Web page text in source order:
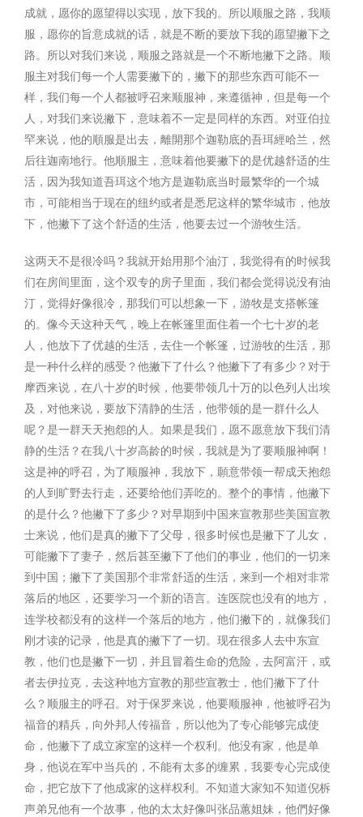
成就，愿你的愿望得以实现，放下我的。所以顺服之路，我顺
服，愿你的旨意成就的话，就是不断的要放下我的愿望撇下之
路。所以对我们来说，顺服之路就是一个不断地撇下之路。顺
服主对我们每一个人需要撇下的，撇下的那些东西可能不一
样，我们每一个人都被呼召来顺服神，来遵循神，但是每一个
人，对我们来说撇下，意味着不一定是同样的东西。对亚伯拉
罕来说，他的順服是出去，離開那个迦勒底的吾珥經哈兰，然
后往迦南地行。他順服主，意味着他要撇下的是优越舒适的生
活，因为我知道吾珥这个地方是迦勒底当时最繁华的一个城
市，可能相当于现在的纽约或者是悉尼这样的繁华城市，他放
下，他撇下了这个舒适的生活，他要去过一个游牧生活。
这两天不是很冷吗？我就开始用那个油汀，我觉得有的时候我
们在房间里面，这个双专的房子里面，我们都会觉得说没有油
汀，觉得好像很冷，那我们可以想象一下，游牧是支搭帐篷
的。像今天这种天气，晚上在帐篷里面住着一个七十岁的老
人，他放下了优越的生活，去住一个帐篷，过游牧的生活，那
是一种什么样的感受？他撇下了什么？他撇下了有多少？对于
摩西来说，在八十岁的时候，他要带领几十万的以色列人出埃
及，对他来说，要放下清静的生活，他带领的是一群什么人
呢？是一群天天抱怨的人。如果是我们，愿不愿意放下我们清
静的生活？在我八十岁高龄的时候，我就是为了要顺服神啊！
这是神的呼召，为了顺服神，我放下，願意带领一帮成天抱怨
的人到旷野去行走，还要给他们弄吃的。整个的事情，他撇下
的是什么？他撇下了多少？对早期到中国来宣教那些美国宣教
士来说，他们是真的撇下了父母，很多时候也是撇下了儿女，
可能撇下了妻子，然后甚至撇下了他们的事业，他们的一切来
到中国；撇下了美国那个非常舒适的生活，来到一个相对非常
落后的地区，还要学习一个新的语言。连医院也没有的地方，
连学校都没有的这样一个落后的地方，他们撇下的，就像我们
刚才读的记录，他是真的撇下了一切。现在很多人去中东宣
教，他们也是撇下一切，并且冒着生命的危险，去阿富汗，或
者去伊拉克，去这种地方宣教的那些宣教士，他们撇下了什
么？顺服主的呼召。对于保罗来说，他要顺服神，他被呼召为
福音的精兵，向外邦人传福音，所以他为了专心能够完成使
命，他撇下了成立家室的这样一个权利。他没有家，他是单
身，他说在军中当兵的，不能有太多的缠累，我要专心完成使
命，把它放下了他成家的这样权利。不知道大家知不知道倪柝
声弟兄他有一个故事，他的太太好像叫张品蕙姐妹，他們好像